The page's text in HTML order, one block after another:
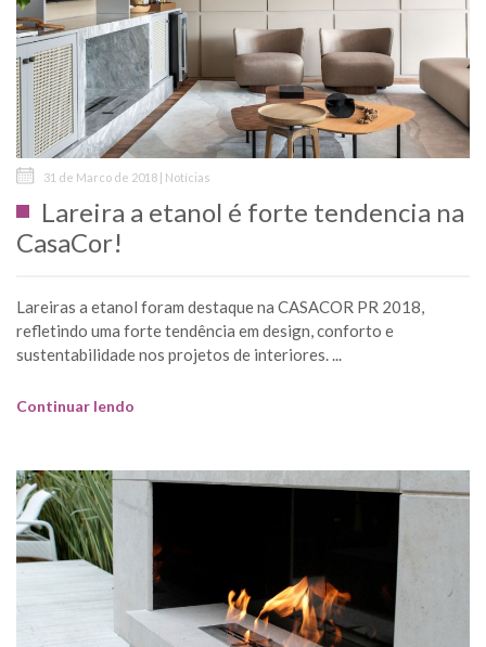
31 de Marco de 2018 | Notícias
Lareira a etanol é forte tendencia na
CasaCor!
Lareiras a etanol foram destaque na CASACOR PR 2018,
refletindo uma forte tendência em design, conforto e
sustentabilidade nos projetos de interiores. ...
Continuar lendo